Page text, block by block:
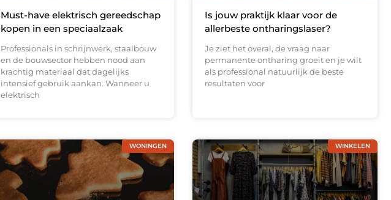
Must-have elektrisch gereedschap
kopen in een speciaalzaak
Professionals in schrijnwerk, staalbouw
en de bouwsector hebben nood aan
krachtig materiaal dat dagelijks
intensief gebruik aankan. Wanneer u
elektrisch
Is jouw praktijk klaar voor de
allerbeste ontharingslaser?
Je ziet het overal, de vraag naar
permanente ontharing groeit en je wilt
als professional natuurlijk de beste
resultaten voor
WONINGEN WINKELEN